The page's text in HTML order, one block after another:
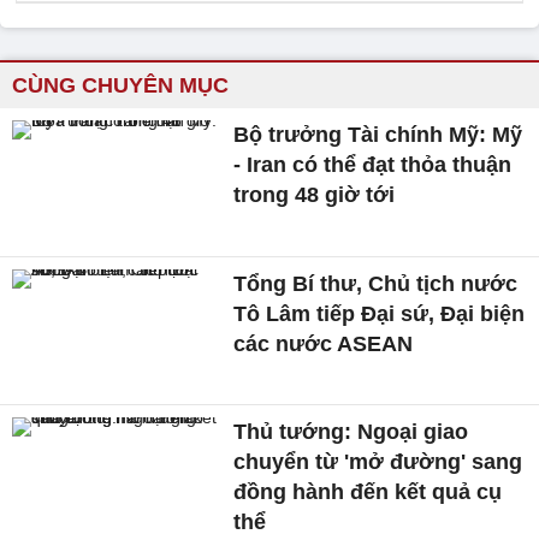
CÙNG CHUYÊN MỤC
Bộ trưởng Tài chính Mỹ: Mỹ
- Iran có thể đạt thỏa thuận
trong 48 giờ tới
Tổng Bí thư, Chủ tịch nước
Tô Lâm tiếp Đại sứ, Đại biện
các nước ASEAN
Thủ tướng: Ngoại giao
chuyển từ 'mở đường' sang
đồng hành đến kết quả cụ
thể